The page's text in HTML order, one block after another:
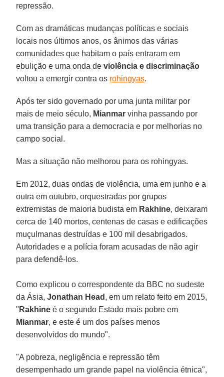
repressão.
Com as dramáticas mudanças políticas e sociais
locais nos últimos anos, os ânimos das várias
comunidades que habitam o país entraram em
ebulição e uma onda deviolência e discriminação
voltou a emergir contra os rohingyas.
Após ter sido governado por uma junta militar por
mais de meio século, Mianmar vinha passando por
uma transição para a democracia e por melhorias no
campo social.
Mas a situação não melhorou para os rohingyas.
Em 2012, duas ondas de violência, uma em junho e a
outra em outubro, orquestradas por grupos
extremistas de maioria budista em Rakhine, deixaram
cerca de 140 mortos, centenas de casas e edificações
muçulmanas destruídas e 100 mil desabrigados.
Autoridades e a polícia foram acusadas de não agir
para defendê-los.
Como explicou o correspondente da BBC no sudeste
da Ásia,Jonathan Head , em um relato feito em 2015,
" Rakhine é o segundo Estado mais pobre em
Mianmar, e este é um dos países menos
desenvolvidos do mundo".
"A pobreza, negligência e repressão têm
desempenhado um grande papel na violência étnica",